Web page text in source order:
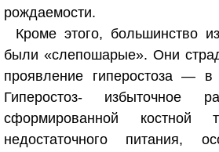
рождаемости.
Кроме этого, большинство
были «слепошарые». Они
проявление гиперостоза — в
Гиперостоз- избыточное
сформированной костной
недостаточного питания,